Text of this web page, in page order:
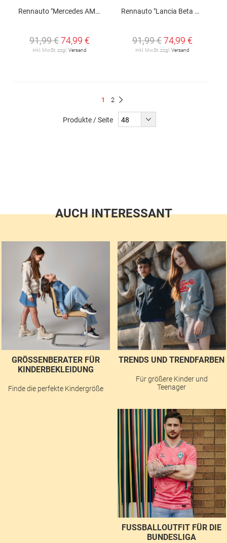
Rennauto "Mercedes AMG GT3 Evo"
91,99 €74,99 €
inkl. MwSt. zzgl. Versand
Rennauto "Lancia Beta Montecarlo Turbo", No.24
91,99 €74,99 €
inkl. MwSt. zzgl. Versand
Du
gerade
1 Seite
2
Produkte / Seite
AUCH INTERESSANT
GRÖSSENBERATER FÜR K
INDERBEKLEIDUNG
Finde die perfekte Kindergröße
TRENDS UND TRENDFARBEN
Für größere Kinder und
Teenager
FUSSBALLOUTFIT FÜR DIE B
UNDESLIGA